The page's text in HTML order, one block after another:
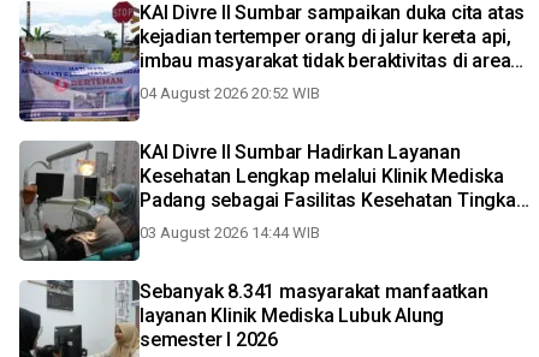
KAI Divre II Sumbar sampaikan duka cita atas
kejadian tertemper orang di jalur kereta api,
imbau masyarakat tidak beraktivitas di area
rel
04 August 2026 20:52 WIB
KAI Divre II Sumbar Hadirkan Layanan
Kesehatan Lengkap melalui Klinik Mediska
Padang sebagai Fasilitas Kesehatan Tingkat
Pertama
03 August 2026 14:44 WIB
Sebanyak 8.341 masyarakat manfaatkan
layanan Klinik Mediska Lubuk Alung
semester I 2026